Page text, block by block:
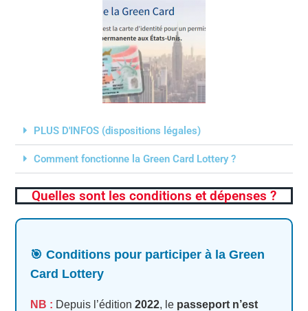
PLUS D'INFOS (dispositions légales)
Comment fonctionne la Green Card Lottery ?
Quelles sont les conditions et dépenses ?
🎯 Conditions pour participer à la Green
Card Lottery
NB : Depuis l’édition 2022, le passeport n’est